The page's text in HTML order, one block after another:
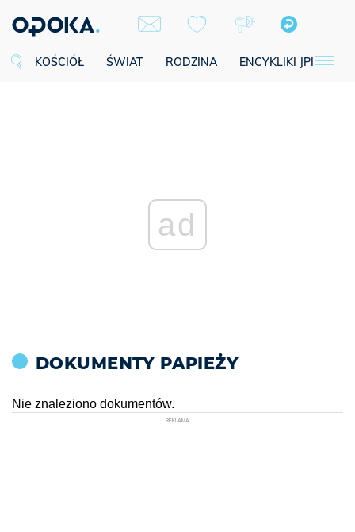
KOŚCIÓŁ ŚWIAT RODZINA ENCYKLIKI JPII
ad
DOKUMENTY PAPIEŻY
Nie znaleziono dokumentów.
REKLAMA